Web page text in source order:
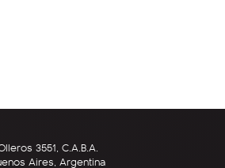
3551, C.A.B.A.
Aires, Argentina